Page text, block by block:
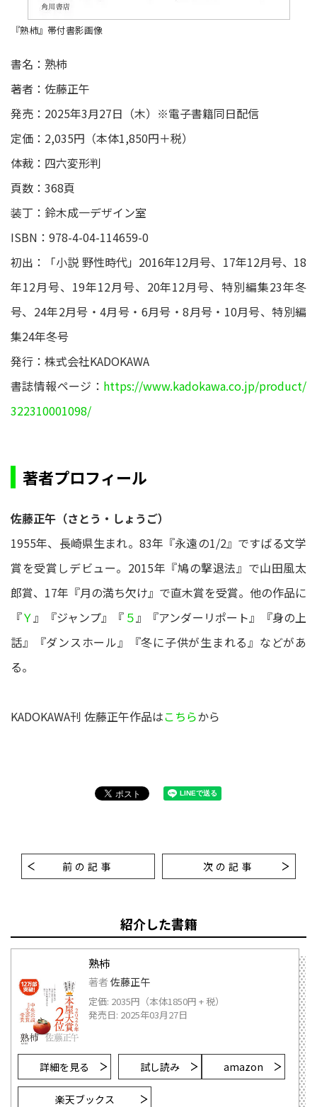
『熟柿』帯付書影画像
書名：熟柿
著者：佐藤正午
発売：2025年3月27日（木）※電子書籍同日配信
定価：2,035円（本体1,850円＋税）
体裁：四六変形判
頁数：368頁
装丁：鈴木成一デザイン室
ISBN：978-4-04-114659-0
初出：「小説 野性時代」2016年12月号、17年12月号、18
年12月号、19年12月号、20年12月号、特別編集23年冬
号、24年2月号・4月号・6月号・8月号・10月号、特別編
集24年冬号
発行：株式会社KADOKAWA
書誌情報ページ： https://www.kadokawa.co.jp/product/
322310001098/
著者プロフィール
佐藤正午（さとう・しょうご）
1955年、長崎県生まれ。83年『永遠の1/2』ですばる文学
賞を受賞しデビュー。2015年『鳩の撃退法』で山田風太
郎賞、17年『月の満ち欠け』で直木賞を受賞。他の作品に
『Ｙ』『ジャンプ』『 ５』『アンダーリポート』『身の上
話』『ダンスホール』『冬に子供が生まれる』などがあ
る。
KADOKAWA刊 佐藤正午作品はこちらから
前の記事 次の記事
紹介した書籍
熟柿
著者 佐藤正午
定価: 2035円（本体1850円 + 税）
発売日: 2025年03月27日
詳細を見る 試し読み amazon
楽天ブックス